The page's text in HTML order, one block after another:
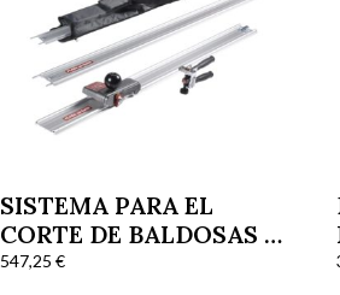
SISTEMA PARA EL
CORTE DE BALDOSAS Y
LOSA KIT FLAS LINE
547,25€